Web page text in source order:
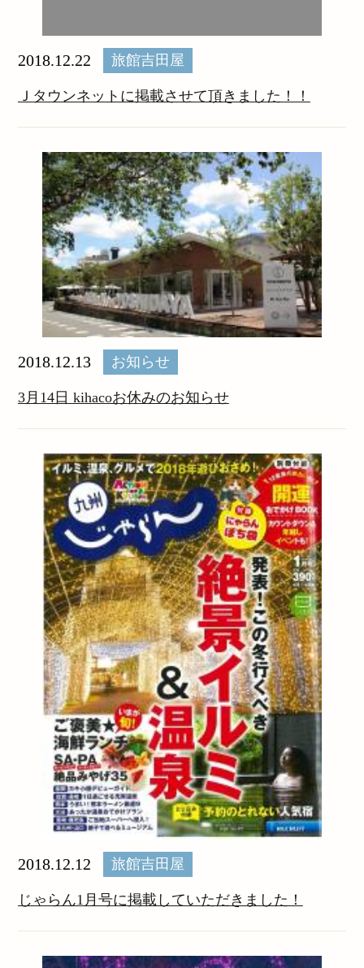
2018.12.22 旅館吉田屋
Ｊタウンネットに掲載させて頂きました！！
2018.12.13 お知らせ
3月14日 kihacoお休みのお知らせ
2018.12.12 旅館吉田屋
じゃらん1月号に掲載していただきました！